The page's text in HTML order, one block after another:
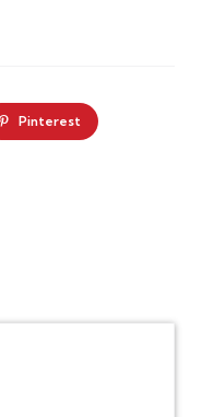
Pinterest